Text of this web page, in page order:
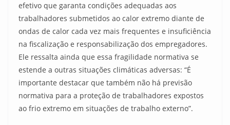
efetivo que garanta condições adequadas aos
trabalhadores submetidos ao calor extremo diante de
ondas de calor cada vez mais frequentes e insuficiência
na fiscalização e responsabilização dos empregadores.
Ele ressalta ainda que essa fragilidade normativa se
estende a outras situações climáticas adversas: “É
importante destacar que também não há previsão
normativa para a proteção de trabalhadores expostos
ao frio extremo em situações de trabalho externo”.